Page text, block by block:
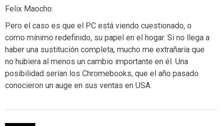
Felix Maocho:
Pero el caso es que el PC está viendo cuestionado, o
como mínimo redefinido, su papel en el hogar. Si no llega a
haber una sustitución completa, mucho me extrañaría que
no hubiera al menos un cambio importante en él. Una
posibilidad serían los Chromebooks, que el año pasado
conocieron un auge en sus ventas en USA.